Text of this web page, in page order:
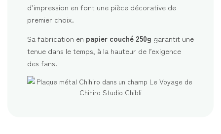
d’impression en font une pièce décorative de
premier choix.
Sa fabrication en papier couché 250g garantit une
tenue dans le temps, à la hauteur de l’exigence
des fans.